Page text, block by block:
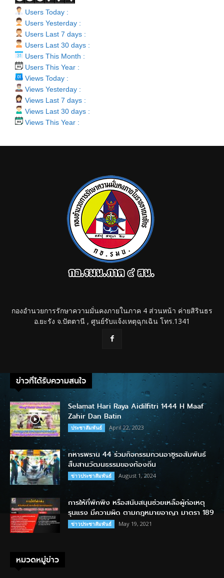
Users Today :
Users Yesterday :
Users Last 7 days :
Users Last 30 days :
Users This Month :
Users This Year :
Views Today :
Views Yesterday :
Views Last 7 days :
Views Last 30 days :
Views This Year :
กองอำนวยการรักษาความมั่นคงภายในภาค 4 ส่วนหน้า ค่ายสิรินธร
อ.ยะรัง จ.ปัตตานี , ศูนย์รับแจ้งเหตุฉุกเฉิน โทร.1341
ข่าวที่ได้รับความสนใจ
Selamat Hari Raya Aidilfitri 1444 H Maaf
Zahir Dan Batin
ประชาสัมพันธ์ April 22, 2023
ทหารพราน 44 ร่วมกิจกรรมกวนอาซูรอสัมพันธ์
สืบสานวัฒนธรรมของท้องถิ่น
ข่าวประชาสัมพันธ์ August 1, 2024
การให้ที่พักพิง หรือสนับสนุนช่วยเหลือผู้ก่อเหตุ
รุนแรง มีความผิด ตามกฎหมายอาญา มาตรา 189
ข่าวประชาสัมพันธ์ May 19, 2021
หมวดหมู่ข่าว